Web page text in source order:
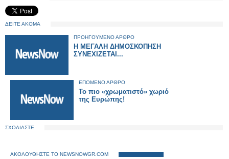
ΔΕΙΤΕ ΑΚΟΜΑ
ΠΡΟΗΓΟΥΜΕΝΟ ΑΡΘΡΟ
Η ΜΕΓΑΛΗ ΔΗΜΟΣΚΟΠΗΣΗ
ΣΥΝΕΧΙΖΕΤΑΙ...
ΕΠΟΜΕΝΟ ΑΡΘΡΟ
Το πιο «χρωματιστό» χωριό
της Ευρώπης!
ΣΧΟΛΙΑΣΤΕ
ΑΚΟΛΟΥΘΗΣΤΕ ΤΟ NEWSNOWGR.COM